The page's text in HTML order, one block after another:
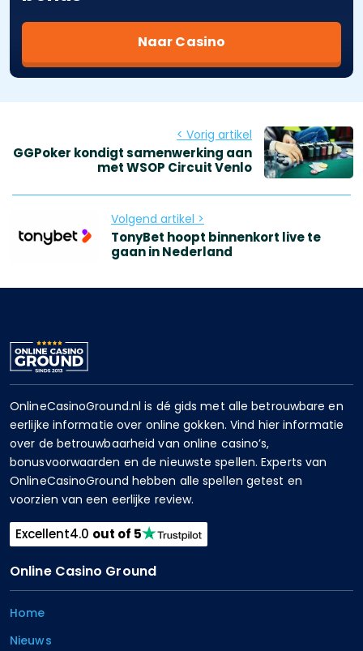
Naar Casino
< Vorig artikel
GGPoker kondigt samenwerking aan
met WSOP Circuit Venlo
Volgend artikel >
TonyBet hoopt binnenkort live te
gaan in Nederland
OnlineCasinoGround.nl is dé gids met alle betrouwbare en
eerlijke informatie over online gokken. Vind hier informatie
over de betrouwbaarheid van online casino’s,
bonusvoorwaarden en de nieuwste spellen. Experts van
OnlineCasinoGround hebben alle spellen getest en
voorzien van een eerlijke review.
Excellent4.0 out of 5
Online Casino Ground
Home
Nieuws